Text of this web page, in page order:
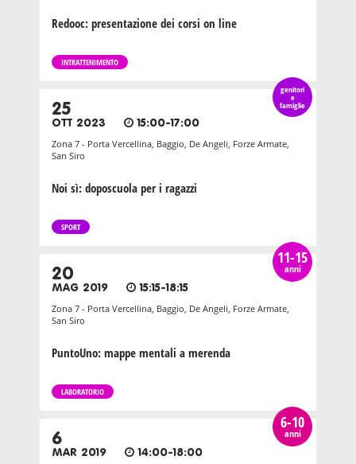
Redooc: presentazione dei corsi on line
INTRATTENIMENTO
genitori
e
famiglie
25
OTT 2023 15:00-17:00
Zona 7 - Porta Vercellina, Baggio, De Angeli, Forze Armate,
San Siro
Noi sì: doposcuola per i ragazzi
SPORT
11-15
anni
20
MAG 2019 15:15-18:15
Zona 7 - Porta Vercellina, Baggio, De Angeli, Forze Armate,
San Siro
PuntoUno: mappe mentali a merenda
LABORATORIO
6-10
anni
6
MAR 2019 14:00-18:00